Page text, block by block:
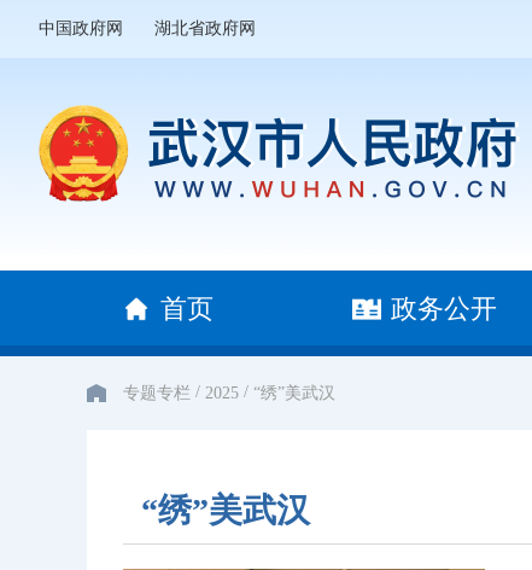
中国政府网 湖北省政府网
首页 政务公开
专题专栏 / 2025 / “绣”美武汉
“绣”美武汉